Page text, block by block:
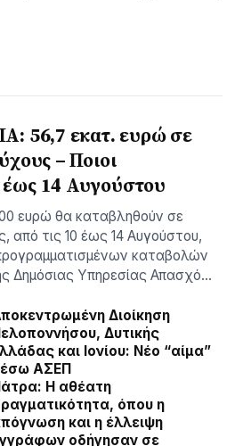
56,7 εκατ. ευρώ σε
– Ποιοι
14 Αυγούστου
ευρώ θα καταβληθούν σε
από τις 10 έως 14 Αυγούστου,
καταβολών
Δημόσιας Υπηρεσίας Απασχό…
Διοίκηση
Δυτικής
και Ιονίου: Νέο “αίμα”
ΑΣΕΠ
Η αθέατη
όπου η
και η έλλειψη
οδήγησαν σε